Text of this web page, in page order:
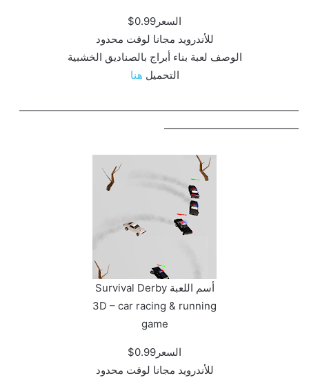
السعر0.99$
للأندرويد مجانا لوقت محدود
الوصف لعبة بناء أبراج بالصناديق الخشبية
التحميل هنا
———————————————————————————
—————————————
أسم اللعبة Survival Derby
3D – car racing & running
game‏
السعر0.99$
للأندرويد مجانا لوقت محدود